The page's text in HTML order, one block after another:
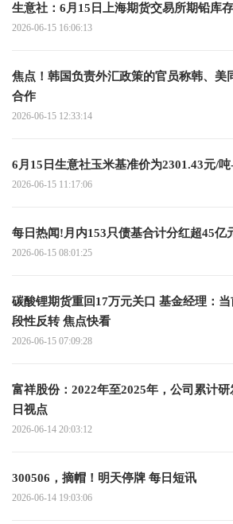
生意社：6月15日上海期货交易所期铅库
2026-06-15 16:06:13
焦点！韩国负责外汇政策的官员称韩、美
合作
2026-06-15 12:33:14
6月15日生意社玉米基准价为2301.43元/
2026-06-15 11:17:06
每日热闻!月内153只债基合计分红超45亿
2026-06-15 08:01:25
碳酸锂期货重回17万元关口 基金经理：
段性反转 焦点快看
2026-06-15 07:09:28
富祥股份：2022年至2025年，公司累计
日视点
2026-06-14 20:03:12
300506，摘帽！明天停牌 每日短讯
2026-06-14 19:03:06